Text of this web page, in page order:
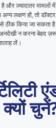
ज़्यादातर मामलों
अन्य लक्षण हों, तो
ठीक किया जा सकता
न करना बेहद
लें।
क्यों